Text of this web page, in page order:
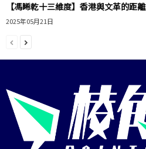
【馮睎乾十三維度】香港與文革的距離
2025年05月21日